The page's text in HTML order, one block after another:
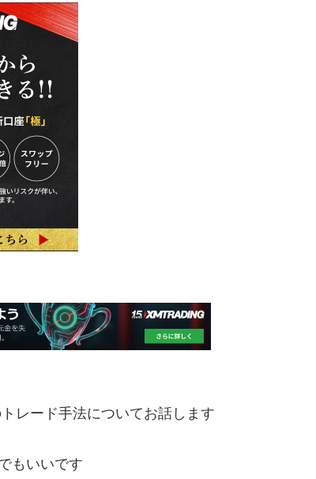
レード手法についてお話します
もいいです